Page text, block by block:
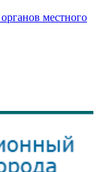
местного